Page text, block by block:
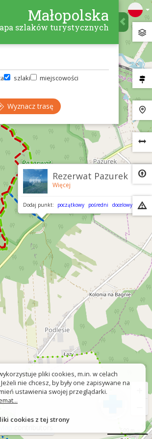
Rezerwat Pazurek
Więcej
Dodaj punkt: początkowy pośredni docelowy
Małopolska
szlaków turystycznych
szlaki miejscowości
Wyznacz trasę
pliki cookies, m.in. w celach
nie chcesz, by były one zapisywane na
ustawienia swojej przeglądarki.
cookies z tej strony